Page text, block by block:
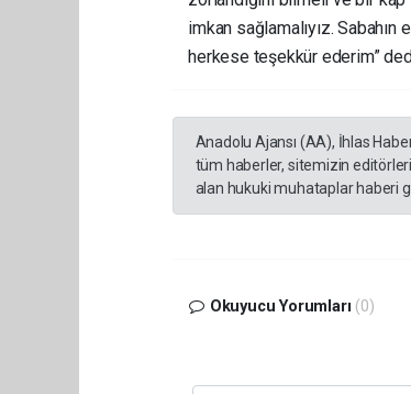
imkan sağlamalıyız.
herkese teşekkür ederim”
Anadolu Ajansı (AA), İhlas
tüm haberler, sitemizin
alan hukuki muhataplar haberi
Okuyucu Yorumları (0)